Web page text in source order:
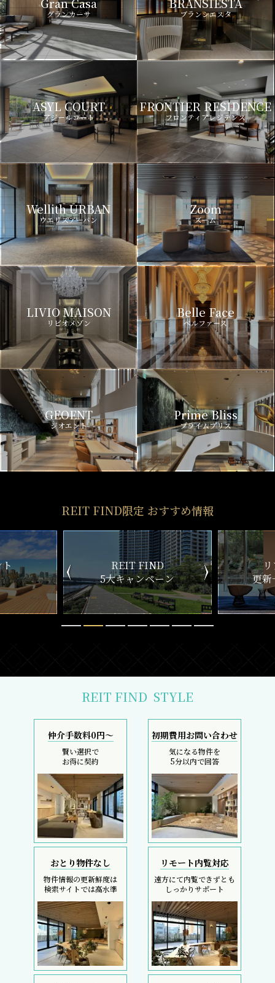
Gran Casa
グランカーサ
BRANSIESTA
ブランシエスタ
ASYL COURT
アジールコート
FRONTIER RESIDENCE
フロンティアレジデンス
Wellith URBAN
ウエリスアーバン
Zoom
ズーム
LIVIO MAISON
リビオメゾン
Belle Face
ベルファース
GEOENT
ジオエント
Prime Bliss
プライムブリス
REIT FIND限定 おすすめ情報
ン
リアルタイム
更新一覧チェック
新
REIT FIND STYLE
仲介手数料0円～
賢い選択で
お得に契約
初期費用お問い合わせ
気になる物件を
5分以内で回答
おとり物件なし
物件情報の更新鮮度は
検索サイトでは高水準
リモート内覧対応
遠方にて内覧できずとも
しっかりサポート